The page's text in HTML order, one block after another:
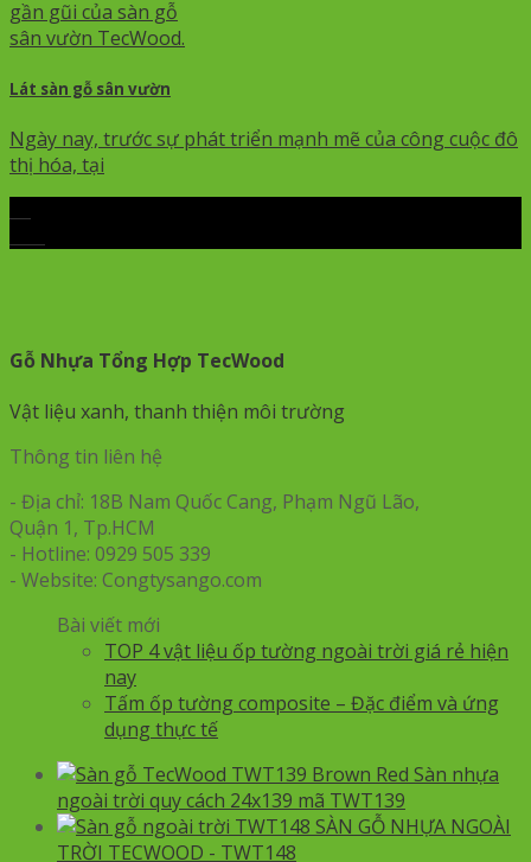
Lát sàn gỗ sân vườn
Ngày nay, trước sự phát triển mạnh mẽ của công cuộc đô
thị hóa, tại
Gỗ Nhựa Tổng Hợp TecWood
Vật liệu xanh, thanh thiện môi trường
Thông tin liên hệ
- Địa chỉ: 18B Nam Quốc Cang, Phạm Ngũ Lão,
Quận 1, Tp.HCM
- Hotline: 0929 505 339
- Website: Congtysango.com
Bài viết mới
TOP 4 vật liệu ốp tường ngoài trời giá rẻ hiện
nay
Tấm ốp tường composite – Đặc điểm và ứng
dụng thực tế
Sàn nhựa
ngoài trời quy cách 24x139 mã TWT139
SÀN GỖ NHỰA NGOÀI
TRỜI TECWOOD - TWT148